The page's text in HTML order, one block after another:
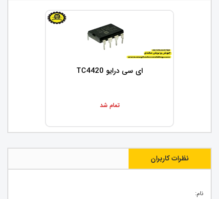
ای سی درایو TC4420
تمام شد
نظرات کاربران
نام: